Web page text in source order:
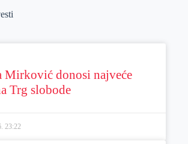
Mirković donosi najveće
Trg slobode
23:22